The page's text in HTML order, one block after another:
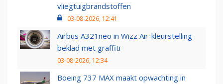
vliegtuigbrandstoffen
03-08-2026, 12:41
Airbus A321neo in Wizz Air-kleurstelling
beklad met graffiti
03-08-2026, 12:34
Boeing 737 MAX maakt opwachting in